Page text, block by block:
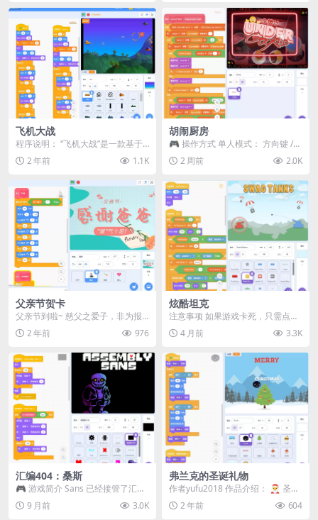
飞机大战
程序说明： “飞机大战”是一款基于S
cratch制作的简单而刺激的小游
戏。游戏中...
2 年前 1.1K
胡闹厨房
🎮 操作方式 单人模式： 方向键 /
WASD —— 移动 Z / K —— 抓...
2 周前 2.0K
父亲节贺卡
父亲节到啦~ 慈父之爱子，非为报
也。其实，孩子对爸爸的爱也是一
样的 正在读书的同...
2 年前 976
炫酷坦克
注意事项 如果游戏卡死，只需点击
绿旗重新启动即可。 音效控制 M
键： 开启/关...
4 月前 3.3K
汇编404：桑斯
🎮 游戏简介 Sans 已经接管了汇编
代码。尝试抵挡即将到来的攻击并
生存到最后，...
9 月前 3.0K
弗兰克的圣诞礼物
作者yufu2018 作品介绍： 🎅 圣诞
节到了，弗兰克也在等待礼物的到
来！ 🎁...
2 年前 604